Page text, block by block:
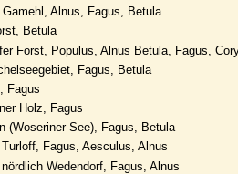
Alnus, Fagus, Betula
Betula
Forst, Populus, Alnus Betula, Fagus,
Fagus, Betula
Fagus
Holz, Fagus
See), Fagus, Betula
Fagus, Aesculus, Alnus
Wedendorf, Fagus, Alnus